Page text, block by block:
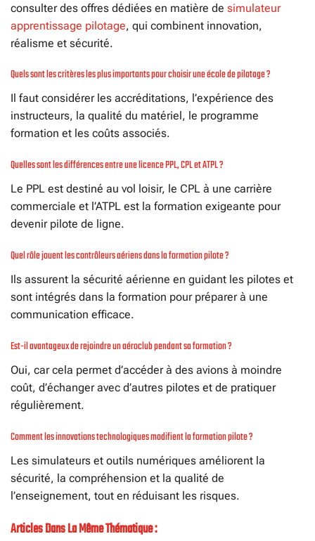
consulter des offres dédiées en matière de simulateur
apprentissage pilotage, qui combinent innovation,
réalisme et sécurité.
Quels sont les critères les plus importants pour choisir une école de pilotage ?
Il faut considérer les accréditations, l’expérience des
instructeurs, la qualité du matériel, le programme
formation et les coûts associés.
Quelles sont les différences entre une licence PPL, CPL et ATPL ?
Le PPL est destiné au vol loisir, le CPL à une carrière
commerciale et l’ATPL est la formation exigeante pour
devenir pilote de ligne.
Quel rôle jouent les contrôleurs aériens dans la formation pilote ?
Ils assurent la sécurité aérienne en guidant les pilotes et
sont intégrés dans la formation pour préparer à une
communication efficace.
Est-il avantageux de rejoindre un aéroclub pendant sa formation ?
Oui, car cela permet d’accéder à des avions à moindre
coût, d’échanger avec d’autres pilotes et de pratiquer
régulièrement.
Comment les innovations technologiques modifient la formation pilote ?
Les simulateurs et outils numériques améliorent la
sécurité, la compréhension et la qualité de
l’enseignement, tout en réduisant les risques.
Articles Dans La Même Thématique :